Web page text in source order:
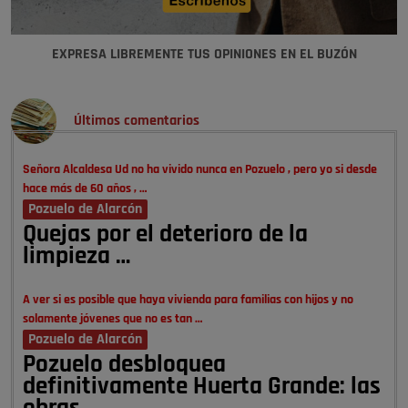
EXPRESA LIBREMENTE TUS OPINIONES EN EL BUZÓN
Últimos comentarios
Señora Alcaldesa Ud no ha vivido nunca en Pozuelo , pero yo si desde
hace más de 60 años , …
Pozuelo de Alarcón
Quejas por el deterioro de la
limpieza …
A ver si es posible que haya vivienda para familias con hijos y no
solamente jóvenes que no es tan …
Pozuelo de Alarcón
Pozuelo desbloquea
definitivamente Huerta Grande: las